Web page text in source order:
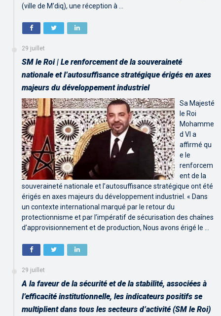
(ville de M’diq), une réception à …
29 juillet
SM le Roi | Le renforcement de la souveraineté
nationale et l’autosuffisance stratégique érigés en axes
majeurs du développement industriel
Sa Majesté
le Roi
Mohamme
d VI a
affirmé qu
e le
renforcem
ent de la
souveraineté nationale et l’autosuffisance stratégique ont été
érigés en axes majeurs du développement industriel. « Dans
un contexte international marqué par le retour du
protectionnisme et par l’impératif de sécurisation des chaînes
d’approvisionnement et de production, Nous avons érigé le …
29 juillet
A la faveur de la sécurité et de la stabilité, associées à
l’efficacité institutionnelle, les indicateurs positifs se
multiplient dans tous les secteurs d’activité (SM le Roi)